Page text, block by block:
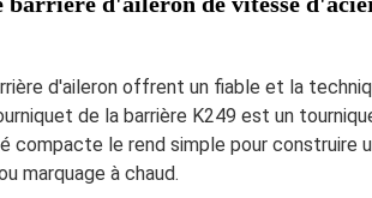
d'aileron offrent un fiable et la
de la barrière K249 est un
compacte le rend simple pour
marquage à chaud.